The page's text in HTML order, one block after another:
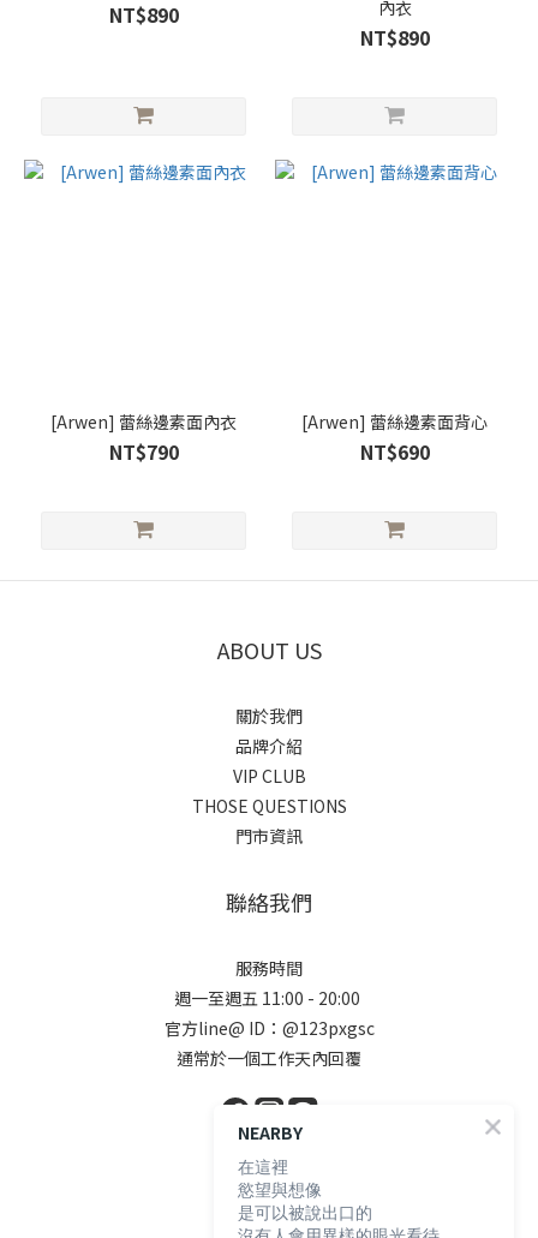
NT$890
內衣
NT$890
[Arwen] 蕾絲邊素面內衣
NT$790
[Arwen] 蕾絲邊素面背心
NT$690
ABOUT US
關於我們
品牌介紹
VIP CLUB
THOSE QUESTIONS
門市資訊
聯絡我們
服務時間
週一至週五 11:00 - 20:00
官方line@ ID：@123pxgsc
通常於一個工作天內回覆
顧客服務
NEARBY
在這裡
慾望與想像
是可以被說出口的